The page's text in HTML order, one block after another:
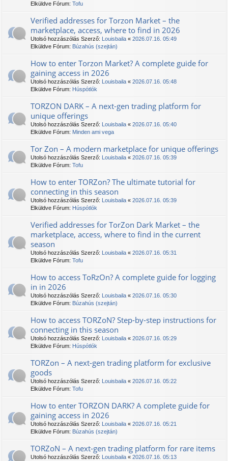
Elküldve Fórum: Tofu
Verified addresses for Torzon Market – the
marketplace, access, where to find in 2026
Utolsó hozzászólás Szerző: Louisbaila « 2026.07.16. 05:49
Elküldve Fórum: Búzahús (szejtán)
How to enter Torzon Market? A complete guide for
gaining access in 2026
Utolsó hozzászólás Szerző: Louisbaila « 2026.07.16. 05:48
Elküldve Fórum: Húspótlók
TORZON DARK – A next-gen trading platform for
unique offerings
Utolsó hozzászólás Szerző: Louisbaila « 2026.07.16. 05:40
Elküldve Fórum: Minden ami vega
Tor Zon – A modern marketplace for unique offerings
Utolsó hozzászólás Szerző: Louisbaila « 2026.07.16. 05:39
Elküldve Fórum: Tofu
How to enter TORZon? The ultimate tutorial for
connecting in this season
Utolsó hozzászólás Szerző: Louisbaila « 2026.07.16. 05:39
Elküldve Fórum: Húspótlók
Verified addresses for TorZon Dark Market – the
marketplace, access, where to find in the current
season
Utolsó hozzászólás Szerző: Louisbaila « 2026.07.16. 05:31
Elküldve Fórum: Tofu
How to access TоRzOn? A complete guide for logging
in in 2026
Utolsó hozzászólás Szerző: Louisbaila « 2026.07.16. 05:30
Elküldve Fórum: Búzahús (szejtán)
How to access TORZoN? Step-by-step instructions for
connecting in this season
Utolsó hozzászólás Szerző: Louisbaila « 2026.07.16. 05:29
Elküldve Fórum: Húspótlók
TORZon – A next-gen trading platform for exclusive
goods
Utolsó hozzászólás Szerző: Louisbaila « 2026.07.16. 05:22
Elküldve Fórum: Tofu
How to enter TORZON DARK? A complete guide for
gaining access in 2026
Utolsó hozzászólás Szerző: Louisbaila « 2026.07.16. 05:21
Elküldve Fórum: Búzahús (szejtán)
TORZoN – A next-gen trading platform for rare items
Utolsó hozzászólás Szerző: Louisbaila « 2026.07.16. 05:13